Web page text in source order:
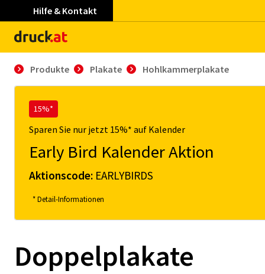
Hilfe & Kontakt
Produkte Plakate Hohlkammerplakate
15%*
Sparen Sie nur jetzt 15%* auf Kalender
Early Bird Kalender Aktion
Aktionscode: EARLYBIRDS
* Detail-Informationen
Doppelplakate